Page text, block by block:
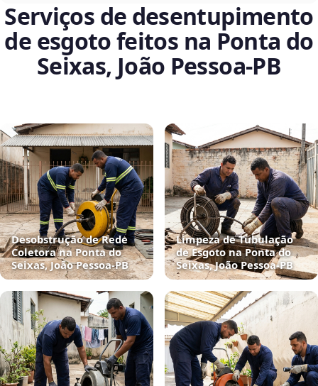
Serviços de desentupimento
de esgoto feitos na Ponta do
Seixas, João Pessoa‑PB
Desobstrução de Rede
Coletora na Ponta do
Seixas, João Pessoa‑PB
Limpeza de Tubulação
de Esgoto na Ponta do
Seixas, João Pessoa‑PB